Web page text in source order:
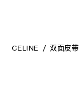
CELINE 双面皮带